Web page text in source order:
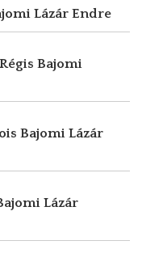
Lázár Endre
Bajomi
Bajomi Lázár
Lázár